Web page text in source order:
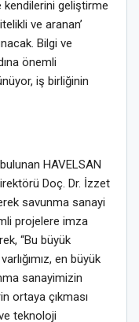
geliştirme
ve aranan’
Bilgi ve
önemli
iş birliğinin
HAVELSAN
Doç. Dr. İzzet
savunma sanayi
projelere imza
“Bu büyük
en büyük
sanayimizin
ortaya çıkması
teknoloji